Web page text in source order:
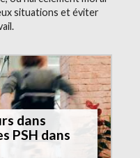
situations et éviter
dans
PSH dans